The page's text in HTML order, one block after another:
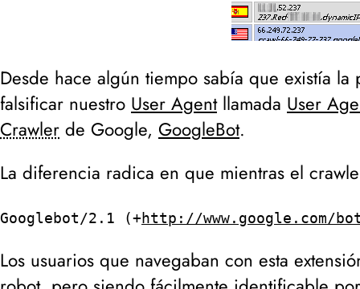
Desde hace algún tiempo sabía que existía
falsificar nuestro User Agentllamada User
Crawler de Google, GoogleBot.
La diferencia radica en que mientras el
Googlebot/2.1 (+http://www.google.com/
Los usuarios que navegaban con esta